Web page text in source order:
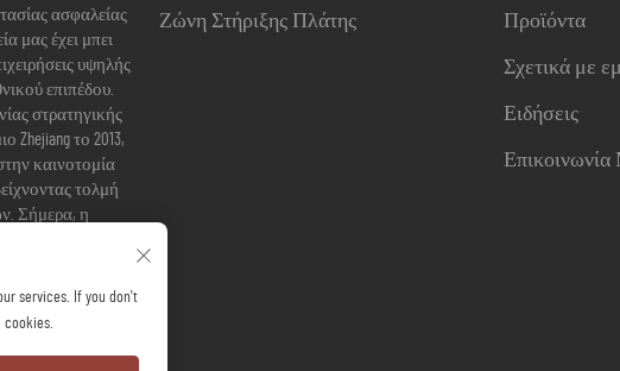
ασφαλείας
μας έχει μπει
υψηλής
επιπέδου.
στρατηγικής
Zhejiang το 2013,
καινοτομία
τολμή
Σήμερα, η
Ζώνη Στήριξης Πλάτης Προϊόντα
Σχετικά με
Ειδήσεις
services. If you don't
cookies.